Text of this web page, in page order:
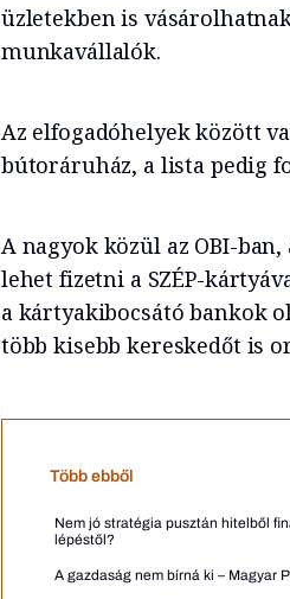
üzletekben is
munkavállalók.
Az elfogadóhelyek között
bútoráruház, a lista pedig
A nagyok közül az OBI-
lehet fizetni a SZÉP-
a kártyakibocsátó bankok
több kisebb kereskedőt is
Több ebből
Nem jó stratégia pusztán hitelből
lépéstől?
A gazdaság nem bírná ki – Magyar